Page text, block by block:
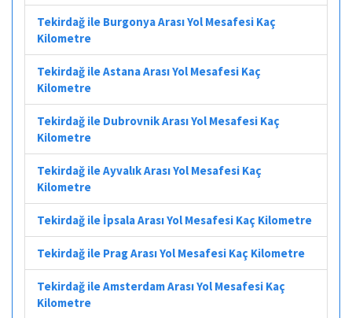
Tekirdağ ile Burgonya Arası Yol Mesafesi Kaç
Kilometre
Tekirdağ ile Astana Arası Yol Mesafesi Kaç
Kilometre
Tekirdağ ile Dubrovnik Arası Yol Mesafesi Kaç
Kilometre
Tekirdağ ile Ayvalık Arası Yol Mesafesi Kaç
Kilometre
Tekirdağ ile İpsala Arası Yol Mesafesi Kaç Kilometre
Tekirdağ ile Prag Arası Yol Mesafesi Kaç Kilometre
Tekirdağ ile Amsterdam Arası Yol Mesafesi Kaç
Kilometre